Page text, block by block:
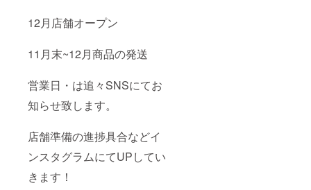
12月店舗オープン
11月末~12月商品の発送
営業日・は追々SNSにてお
知らせ致します。
店舗準備の進捗具合などイ
ンスタグラムにてUPしてい
きます！